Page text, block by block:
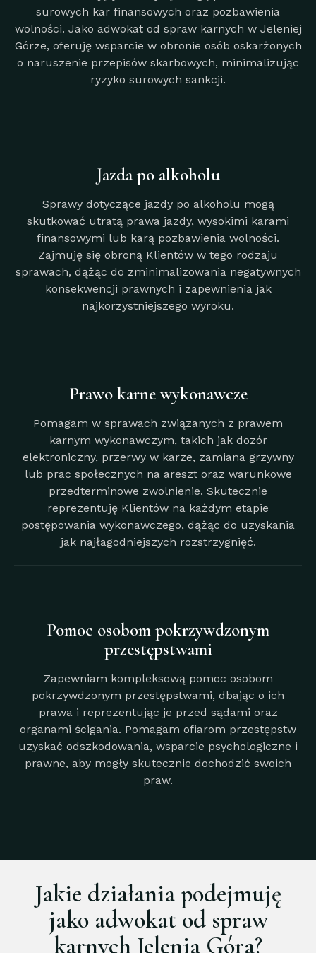
surowych kar finansowych oraz pozbawienia
wolności. Jako adwokat od spraw karnych w Jeleniej
Górze, oferuję wsparcie w obronie osób oskarżonych
o naruszenie przepisów skarbowych, minimalizując
ryzyko surowych sankcji.
Jazda po alkoholu
Sprawy dotyczące jazdy po alkoholu mogą
skutkować utratą prawa jazdy, wysokimi karami
finansowymi lub karą pozbawienia wolności.
Zajmuję się obroną Klientów w tego rodzaju
sprawach, dążąc do zminimalizowania negatywnych
konsekwencji prawnych i zapewnienia jak
najkorzystniejszego wyroku.
Prawo karne wykonawcze
Pomagam w sprawach związanych z prawem
karnym wykonawczym, takich jak dozór
elektroniczny, przerwy w karze, zamiana grzywny
lub prac społecznych na areszt oraz warunkowe
przedterminowe zwolnienie. Skutecznie
reprezentuję Klientów na każdym etapie
postępowania wykonawczego, dążąc do uzyskania
jak najłagodniejszych rozstrzygnięć.
Pomoc osobom pokrzywdzonym
przestępstwami
Zapewniam kompleksową pomoc osobom
pokrzywdzonym przestępstwami, dbając o ich
prawa i reprezentując je przed sądami oraz
organami ścigania. Pomagam ofiarom przestępstw
uzyskać odszkodowania, wsparcie psychologiczne i
prawne, aby mogły skutecznie dochodzić swoich
praw.
Jakie działania podejmuję
jako adwokat od spraw
karnych Jelenia Góra?